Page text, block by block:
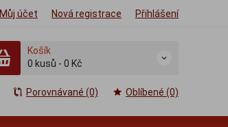
Můj účet Nová registrace Přihlášení
Košík
0 kusů - 0 Kč
Porovnávané (0) Oblíbené (0)